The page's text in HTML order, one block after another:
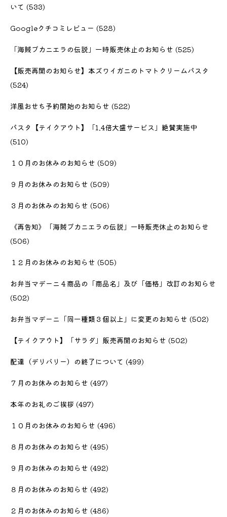
いて (533)
Googleクチコミレビュー (528)
「海賊ブカニエラの伝説」一時販売休止のお知らせ (525)
【販売再開のお知らせ】本ズワイガニのトマトクリームパスタ
(524)
洋風おせち予約開始のお知らせ (522)
パスタ【テイクアウト】「1.4倍大盛サービス」絶賛実施中
(510)
１０月のお休みのお知らせ (509)
９月のお休みのお知らせ (509)
３月のお休みのお知らせ (506)
《再告知》「海賊ブカニエラの伝説」一時販売休止のお知らせ
(506)
１２月のお休みのお知らせ (505)
お弁当マデーニ４商品の「商品名」及び「価格」改訂のお知らせ
(502)
お弁当マデーニ「同一種類３個以上」に変更のお知らせ (502)
【テイクアウト】「サラダ」販売再開のお知らせ (502)
配達（デリバリー）の終了について (499)
７月のお休みのお知らせ (497)
本年のお礼のご挨拶 (497)
１０月のお休みのお知らせ (496)
８月のお休みのお知らせ (495)
９月のお休みのお知らせ (492)
８月のお休みのお知らせ (492)
２月のお休みのお知らせ (486)